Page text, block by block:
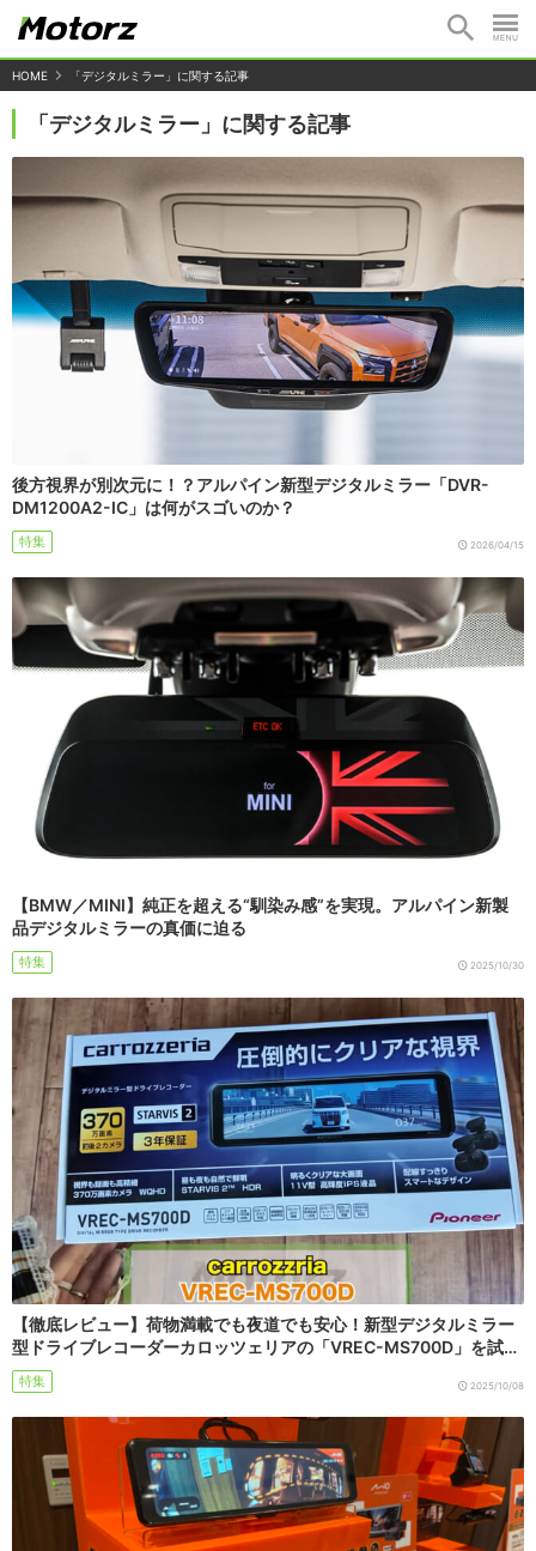
HOME 「デジタルミラー」に関する記事
「デジタルミラー」に関する記事
後方視界が別次元に！？アルパイン新型デジタルミラー「DVR-
DM1200A2-IC」は何がスゴいのか？
特集 2026/04/15
【BMW／MINI】純正を超える“馴染み感”を実現。アルパイン新製
品デジタルミラーの真価に迫る
特集 2025/10/30
【徹底レビュー】荷物満載でも夜道でも安心！新型デジタルミラー
型ドライブレコーダーカロッツェリアの「VREC-MS700D」を試…
特集 2025/10/08